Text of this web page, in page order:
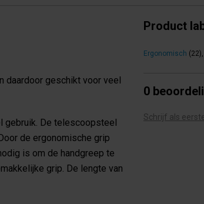
daardoor geschikt voor veel
gebruik. De telescoopsteel
de ergonomische grip
is om de handgreep te
grip. De lengte van
Product
Ergonomisch (22)
0
Schrijf als